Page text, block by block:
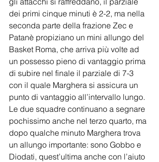
dei primi cinque minuti è 2-2, ma nella
seconda parte della frazione Zec e
Patanè propiziano un mini allungo del
Basket Roma, che arriva più volte ad
un possesso pieno di vantaggio prima
di subire nel finale il parziale di 7-3
con il quale Marghera si assicura un
punto di vantaggio all’intervallo lungo.
Le due squadre continuano a segnare
pochissimo anche nel terzo quarto, ma
dopo qualche minuto Marghera trova
un allungo importante: sono Gobbo e
Diodati, quest’ultima anche con l’aiuto